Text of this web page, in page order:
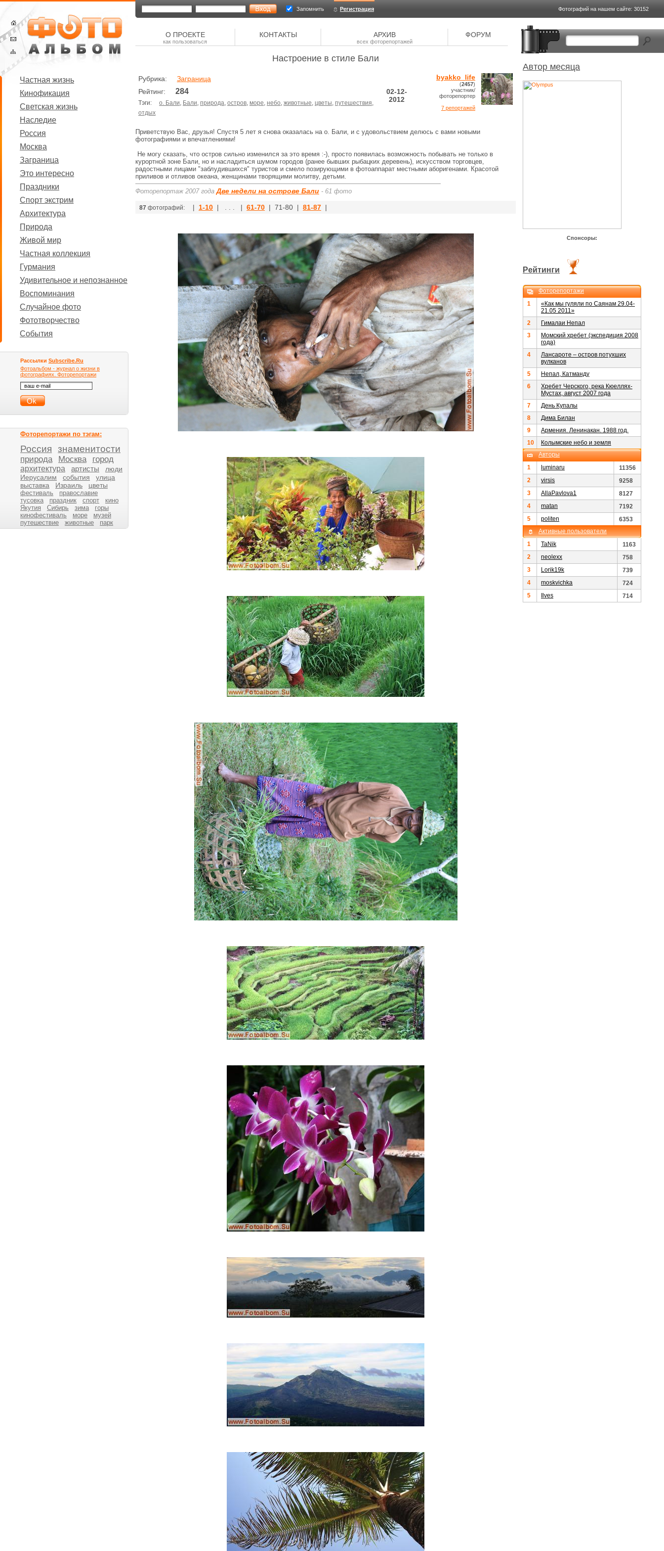
Частная жизнь
Кинофикация
Светская жизнь
Наследие
Россия
Москва
Заграница
Это интересно
Праздники
Спорт экстрим
Архитектура
Природа
Живой мир
Частная коллекция
Гурмания
Удивительное и непознанное
Воспоминания
Случайное фото
Фототворчество
События
Рассылки Subscribe.Ru
Фотоальбом - журнал о жизни в
фотографиях. Фоторепортажи
Фоторепортажи по тэгам:
Россия знаменитости
природа Москва город
архитектура артисты
люди
Иерусалим
события
улица
выставка
Израиль цветы
фестиваль
православие
тусовка
праздник спорт
кино
Якутия
Сибирь зима
горы
кинофестиваль
море
музей
путешествие
животные парк
Запомнить Регистрация Фотографий на нашем сайте: 30152
О ПРОЕКТЕ
как пользоваться
КОНТАКТЫ АРХИВ
всех фоторепортажей
ФОРУМ
Автор месяца
Настроение в стиле Бали
Рубрика: Заграница
Рейтинг: 284
Тэги: о. Бали, Бали, природа, остров, море, небо, животные, цветы, путешествия,
отдых
02-12-
2012
byakko_life
(2457)
участник/
фоторепортер
7 репортажей
Приветствую Вас, друзья! Спустя 5 лет я снова оказалась на о. Бали, и с удовольствием делюсь с вами новыми
фотографиями и впечатлениями!
Не могу сказать, что остров сильно изменился за это время :-), просто появилась возможность побывать не только в
курортной зоне Бали, но и насладиться шумом городов (ранее бывших рыбацких деревень), искусством торговцев,
радостными лицами "заблудившихся" туристов и смело позирующими в фотоаппарат местными аборигенами. Красотой
приливов и отливов океана, женщинами творящими молитву, детьми.
Фоторепортаж 2007 года Две недели на острове Бали - 61 фото
87 фотографий: | 1-10 | . . . | 61-70 | 71-80 | 81-87 |
Спонсоры:
Рейтинги
Фоторепортажи
1
«Как мы гуляли по Саянам 29.04-
21.05 2011»
2
Гималаи Непал
3
Момский хребет (экспедиция 2008
года)
4
Лансароте – остров потухших
вулканов
5
Непал, Катманду
6
Хребет Черского, река Кюеллях-
Мустах, август 2007 года
7
День Купалы
8
Дима Билан
9
Армения. Ленинакан. 1988 год.
10
Колымские небо и земля
Авторы
1
luminaru
11356
2
virsis
9258
3
AllaPavlova1
8127
4
matan
7192
5
politen
6353
Активные пользователи
1
TaNik
1163
2
neolexx
758
3
Lorik19k
739
4
moskvichka
724
5
Ilves 714